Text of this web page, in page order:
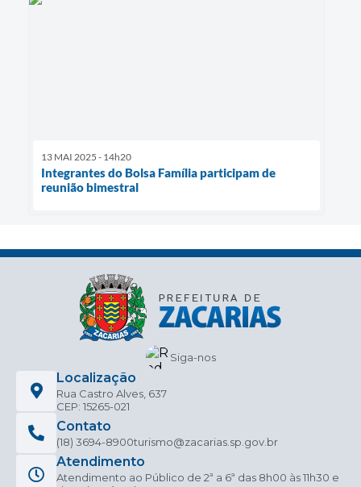
13 MAI 2025 - 14h20
Integrantes do Bolsa Família participam de
reunião bimestral
Siga-nos
Localização
Rua Castro Alves, 637
CEP: 15265-021
Contato
(18) 3694-8900turismo@zacarias.sp.gov.br
Atendimento
Atendimento ao Público de 2ª a 6ª das 8h00 às 11h30 e